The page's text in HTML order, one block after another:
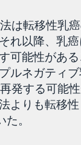
は転移性乳
れ以降、乳
可能性があ
ネガティブ
発する可能
よりも転移性
。